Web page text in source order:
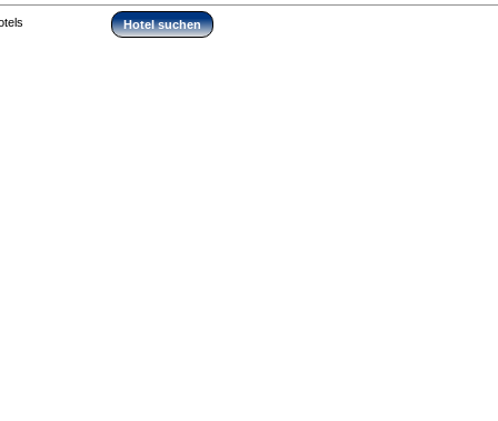
Hotel suchen